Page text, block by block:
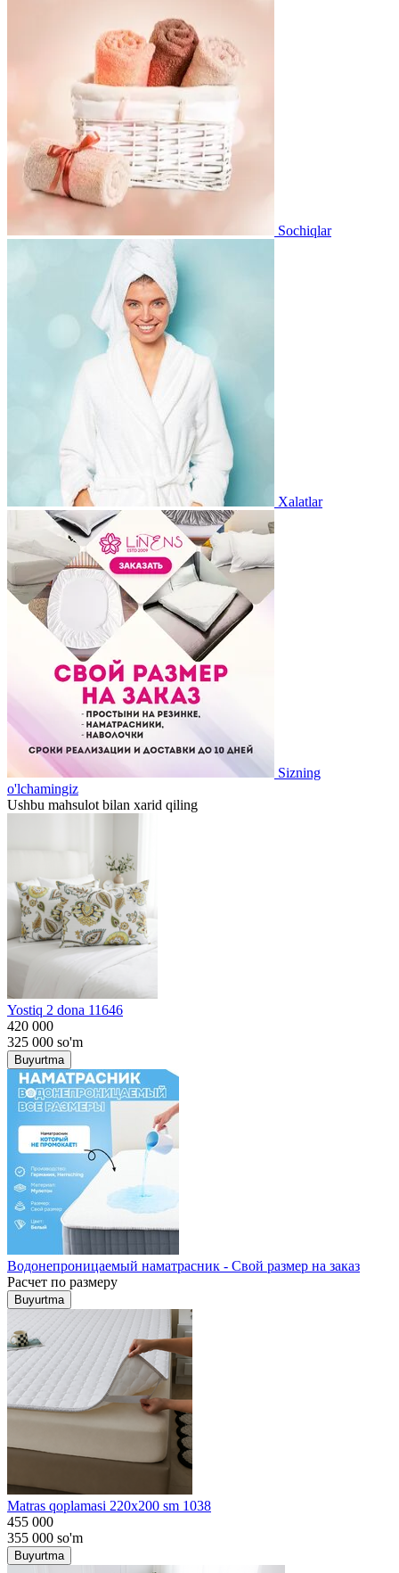
Sochiqlar
Xalatlar
Sizning
o'lchamingiz
Ushbu mahsulot bilan xarid qiling
Yostiq 2 dona 11646
420 000
325 000 so'm
Buyurtma
Водонепроницаемый наматрасник - Свой размер на заказ
Расчет по размеру
Buyurtma
Matras qoplamasi 220x200 sm 1038
455 000
355 000 so'm
Buyurtma